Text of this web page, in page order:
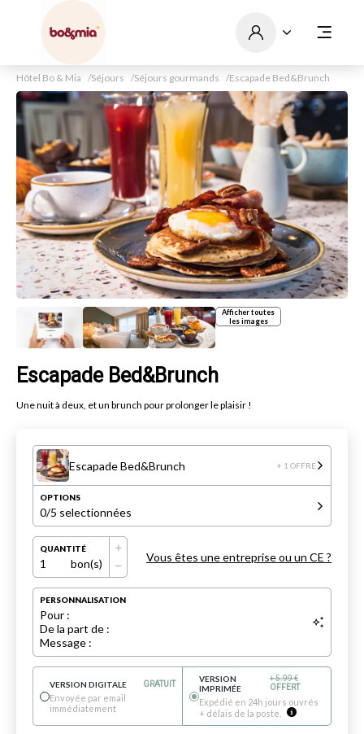
Hôtel Bo & Mia Séjours Séjours gourmands Escapade Bed&Brunch
Afficher toutes
les images
Escapade Bed&Brunch
Une nuit à deux, et un brunch pour prolonger le plaisir !
Escapade Bed&Brunch + 1 OFFRE
OPTIONS
0/5 selectionnées
QUANTITÉ
1 bon(s) Vous êtes une entreprise ou un CE ?
PERSONNALISATION
Pour :
De la part de :
Message :
VERSION DIGITALE GRATUIT
Envoyée par email
immédiatement
VERSION
IMPRIMÉE
+5.99€
OFFERT
Expédié en 24h jours ouvrés
+ délais de la poste.